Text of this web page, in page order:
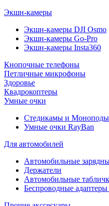
Экшн-камеры
Экшн-камеры DJI Osmo
Экшн-камеры Go-Pro
Экшн-камеры Insta360
Кнопочные телефоны
Петличные микрофоны
Здоровье
Квадрокоптеры
Умные очки
Стедикамы и Моноподы
Умные очки RayBan
Для автомобилей
Автомобильные
Держатели
Автомобильные
Беспроводные адаптеры